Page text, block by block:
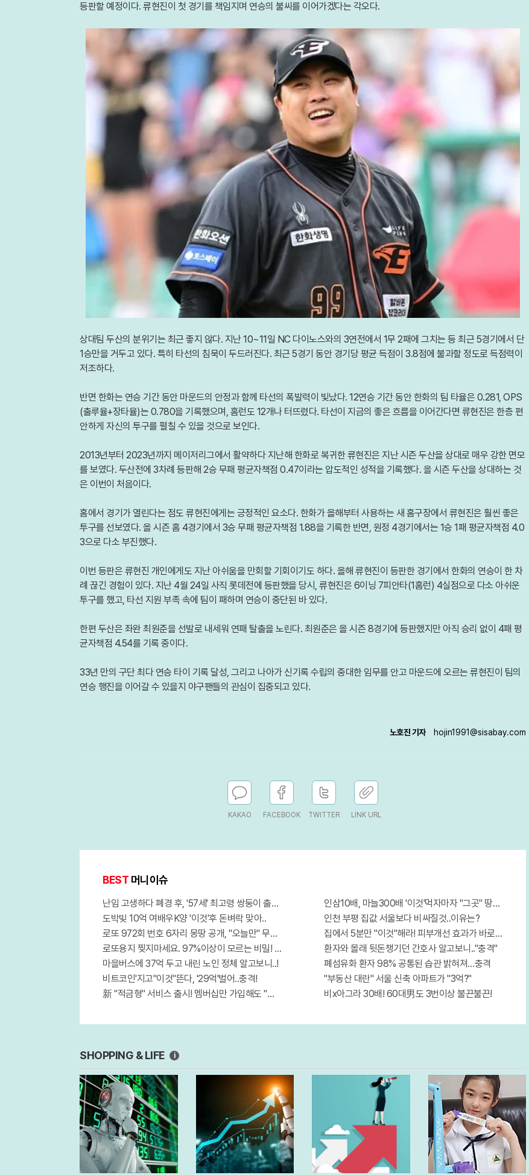
등판할 예정이다. 류현진이 첫 경기를 책임지며 연승의 불씨를 이어가겠다는 각오다.
상대팀 두산의 분위기는 최근 좋지 않다. 지난 10~11일 NC 다이노스와의 3연전에서 1무 2패에 그치는 등 최근 5경기에서 단
1승만을 거두고 있다. 특히 타선의 침묵이 두드러진다. 최근 5경기 동안 경기당 평균 득점이 3.8점에 불과할 정도로 득점력이
저조하다.
반면 한화는 연승 기간 동안 마운드의 안정과 함께 타선의 폭발력이 빛났다. 12연승 기간 동안 한화의 팀 타율은 0.281, OPS
(출루율+장타율)는 0.780을 기록했으며, 홈런도 12개나 터뜨렸다. 타선이 지금의 좋은 흐름을 이어간다면 류현진은 한층 편
안하게 자신의 투구를 펼칠 수 있을 것으로 보인다.
2013년부터 2023년까지 메이저리그에서 활약하다 지난해 한화로 복귀한 류현진은 지난 시즌 두산을 상대로 매우 강한 면모
를 보였다. 두산전에 3차례 등판해 2승 무패 평균자책점 0.47이라는 압도적인 성적을 기록했다. 올 시즌 두산을 상대하는 것
은 이번이 처음이다.
홈에서 경기가 열린다는 점도 류현진에게는 긍정적인 요소다. 한화가 올해부터 사용하는 새 홈구장에서 류현진은 훨씬 좋은
투구를 선보였다. 올 시즌 홈 4경기에서 3승 무패 평균자책점 1.88을 기록한 반면, 원정 4경기에서는 1승 1패 평균자책점 4.0
3으로 다소 부진했다.
이번 등판은 류현진 개인에게도 지난 아쉬움을 만회할 기회이기도 하다. 올해 류현진이 등판한 경기에서 한화의 연승이 한 차
례 끊긴 경험이 있다. 지난 4월 24일 사직 롯데전에 등판했을 당시, 류현진은 6이닝 7피안타(1홈런) 4실점으로 다소 아쉬운
투구를 했고, 타선 지원 부족 속에 팀이 패하며 연승이 중단된 바 있다.
한편 두산은 좌완 최원준을 선발로 내세워 연패 탈출을 노린다. 최원준은 올 시즌 8경기에 등판했지만 아직 승리 없이 4패 평
균자책점 4.54를 기록 중이다.
33년 만의 구단 최다 연승 타이 기록 달성, 그리고 나아가 신기록 수립의 중대한 임무를 안고 마운드에 오르는 류현진이 팀의
연승 행진을 이어갈 수 있을지 야구팬들의 관심이 집중되고 있다.
노호진 기자 hojin1991@sisabay.com
KAKAO FACEBOOK TWITTER LINK URL
BEST 머니이슈
난임 고생하다 폐경 후, '57세' 최고령 쌍둥이 출산?
도박빚 10억 여배우K양 '이것'후 돈벼락 맞아..
로또 972회 번호 6자리 몽땅 공개, "오늘만" 무료니까 꼭 오늘 확인하세요.
로또용지 찢지마세요. 97%이상이 모르는 비밀! "뒷면 비추면 번호 보인다!?"
마을버스에 37억 두고 내린 노인 정체 알고보니..!
비트코인'지고"이것"뜬다, '29억'벌어..충격!
新 "적금형" 서비스 출시! 멤버십만 가입해도 "최신가전" 선착순 100% 무료 경품지원!!
인삼10배, 마늘300배 '이것'먹자마자 "그곳" 땅땅해져..헉!
인천 부평 집값 서울보다 비싸질것..이유는?
집에서 5분만 "이것"해라! 피부개선 효과가 바로 나타난다!!
환자와 몰래 뒷돈챙기던 간호사 알고보니.."충격"
폐섬유화 환자 98% 공통된 습관 밝혀져…충격
"부동산 대란" 서울 신축 아파트가 "3억?"
비x아그라 30배! 60대男도 3번이상 불끈불끈!
SHOPPING & LIFE i